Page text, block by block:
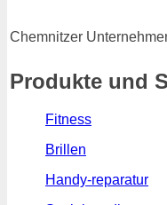
Chemnitzer
Produkte und
Fitness
Brillen
Handy-reparatur